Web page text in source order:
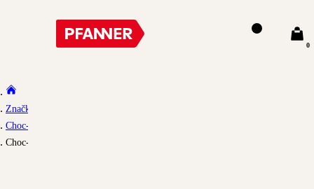
0
Značky
Choc-o-lait
Choc-o-lait Ostatní